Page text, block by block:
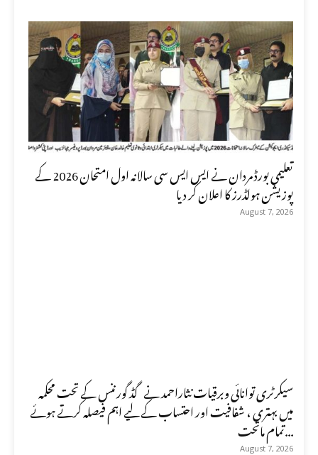
تعلیمی بورڈ مردان نے ایس ایس سی سالانہ اول امتحان 2026 کے
پوزیشن ہولڈرز کا اعلان کر دیا
August 7, 2026
سیکرٹری توانائی وبرقیات نثاراحمد نے گڈ گورننس کے تحت محکمہ
میں بہتری ، شفافیت اور احتساب کے لیے اہم فیصلہ کرتے ہوئے
تمام ماتحت...
August 7, 2026